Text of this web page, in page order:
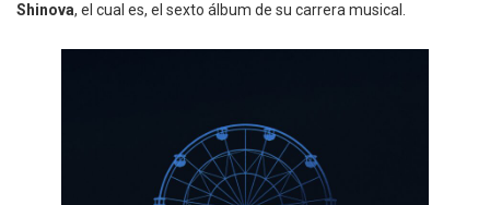
Shinova, el cual es, el sexto álbum de su carrera musical.